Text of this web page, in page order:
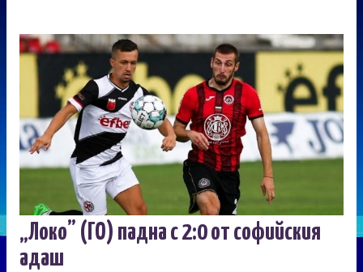
„Локо” (ГО) падна с 2:0 от софийския
адаш